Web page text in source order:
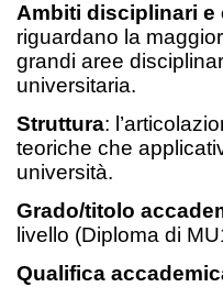
Ambiti disciplinari e
riguardano la
grandi aree
universitaria.
Struttura:
teoriche che
università.
Grado/titolo
livello (Diploma di
Qualifica